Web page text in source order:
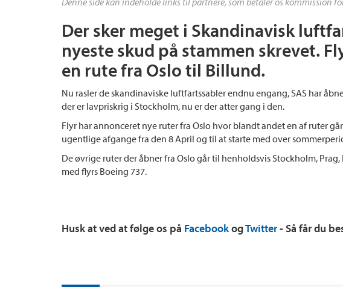
Der sker meget i Skandinavisk
nyeste skud på stammen skrevet.
en rute fra Oslo til Billund.
Nu rasler de skandinaviske luftfartssabler endnu engang, SAS har
der er lavpriskrig i Stockholm, nu er der atter gang i den.
Flyr har annonceret nye ruter fra Oslo hvor blandt andet en af ruter
ugentlige afgange fra den 8 April og til at starte med over
De øvrige ruter der åbner fra Oslo går til henholdsvis Stockholm,
med flyrs Boeing 737.
Husk at ved at følge os på FacebookogTwitter- Så får du